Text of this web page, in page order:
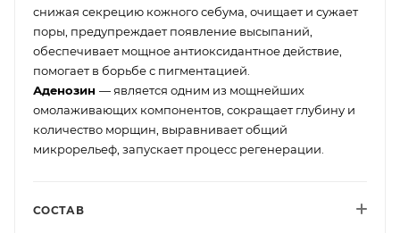
снижая секрецию кожного себума, очищает и сужает
поры, предупреждает появление высыпаний,
обеспечивает мощное антиоксидантное действие,
помогает в борьбе с пигментацией.
Аденозин — является одним из мощнейших
омолаживающих компонентов, сокращает глубину и
количество морщин, выравнивает общий
микрорельеф, запускает процесс регенерации.
СОСТАВ